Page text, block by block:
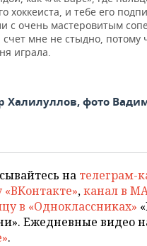
хоккеиста, и тебе его
с очень мастеровитым
счет мне не стыдно, потому
играла.
Халилуллов, фото
на телеграм-
«ВКонтакте»,канал в
в «Одноклассниках»
Ежедневные видео
.